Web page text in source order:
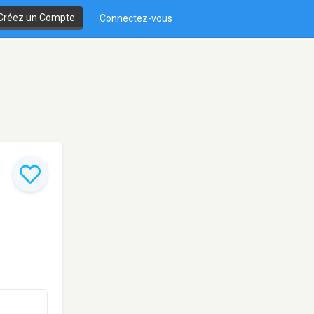
un Compte Connectez-vous